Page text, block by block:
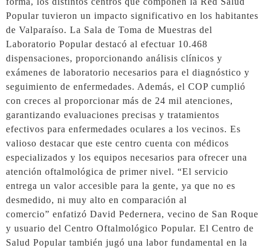
Popular tuvieron un impacto significativo en los habitantes
de Valparaíso. La Sala de Toma de Muestras del
Laboratorio Popular destacó al efectuar 10.468
dispensaciones, proporcionando análisis clínicos y
exámenes de laboratorio necesarios para el diagnóstico y
seguimiento de enfermedades. Además, el COP cumplió
con creces al proporcionar más de 24 mil atenciones,
garantizando evaluaciones precisas y tratamientos
efectivos para enfermedades oculares a los vecinos. Es
valioso destacar que este centro cuenta con médicos
especializados y los equipos necesarios para ofrecer una
atención oftalmológica de primer nivel. “El servicio
entrega un valor accesible para la gente, ya que no es
desmedido, ni muy alto en comparación al
comercio” enfatizó David Pedernera, vecino de San Roque
y usuario del Centro Oftalmológico Popular. El Centro de
Salud Popular también jugó una labor fundamental en la